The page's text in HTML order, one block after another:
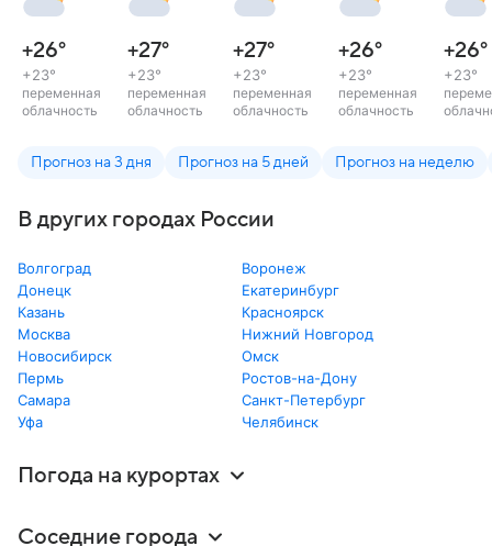
+26°
+23°
переменная
облачность
+27°
+23°
переменная
облачность
+27°
+23°
переменная
облачность
+26°
+23°
переменная
облачность
+26°
+23°
Прогноз на 3 дня Прогноз на 5 дней Прогноз на неделю
В других городах России
Волгоград
Воронеж
Донецк
Екатеринбург
Казань
Красноярск
Москва
Нижний Новгород
Новосибирск
Омск
Пермь
Ростов-на-Дону
Самара
Санкт-Петербург
Уфа
Челябинск
Погода на курортах
Соседние города